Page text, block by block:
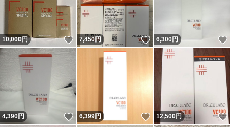
10,000円 いいね！
7,450円 いいね！
6,300円
4,390円 いいね！
6,399円 いいね！
12,500円